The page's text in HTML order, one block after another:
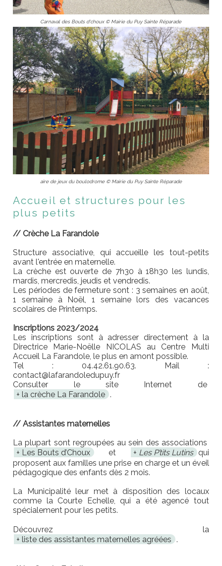
Carnaval des Bouts d'choux © Mairie du Puy Sainte Réparade
aire de jeux du boulodrome © Mairie du Puy Sainte Réparade
Accueil et structures pour les
plus petits
// Crèche La Farandole
Structure associative, qui accueille les tout-petits
avant l'entrée en maternelle.
La crèche est ouverte de 7h30 à 18h30 les lundis,
mardis, mercredis, jeudis et vendredis.
Les périodes de fermeture sont : 3 semaines en août,
1 semaine à Noël, 1 semaine lors des vacances
scolaires de Printemps.
Inscriptions 2023/2024
Les inscriptions sont à adresser directement à la
Directrice Marie-Noëlle NICOLAS au Centre Multi
Accueil La Farandole, le plus en amont possible.
Tel : 04.42.61.90.63. Mail :
contact@lafarandoledupuy.fr
Consulter le site Internet de
la crèche La Farandole .
// Assistantes maternelles
La plupart sont regroupées au sein des associations
Les Bouts d’Choux
et Les P’tits Lutins qui
proposent aux familles une prise en charge et un éveil
pédagogique des enfants dès 2 mois.
La Municipalité leur met à disposition des locaux
comme la Courte Echelle, qui a été agencé tout
spécialement pour les petits.
Découvrez la
liste des assistantes maternelles agréées .